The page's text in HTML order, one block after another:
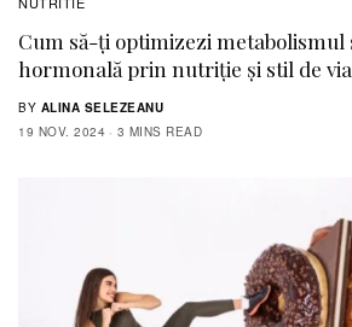
Cum să-ți optimizezi metabolismul
hormonală prin nutriție și stil de
BY ALINA SELEZEANU
19 NOV. 2024
3 MINS READ